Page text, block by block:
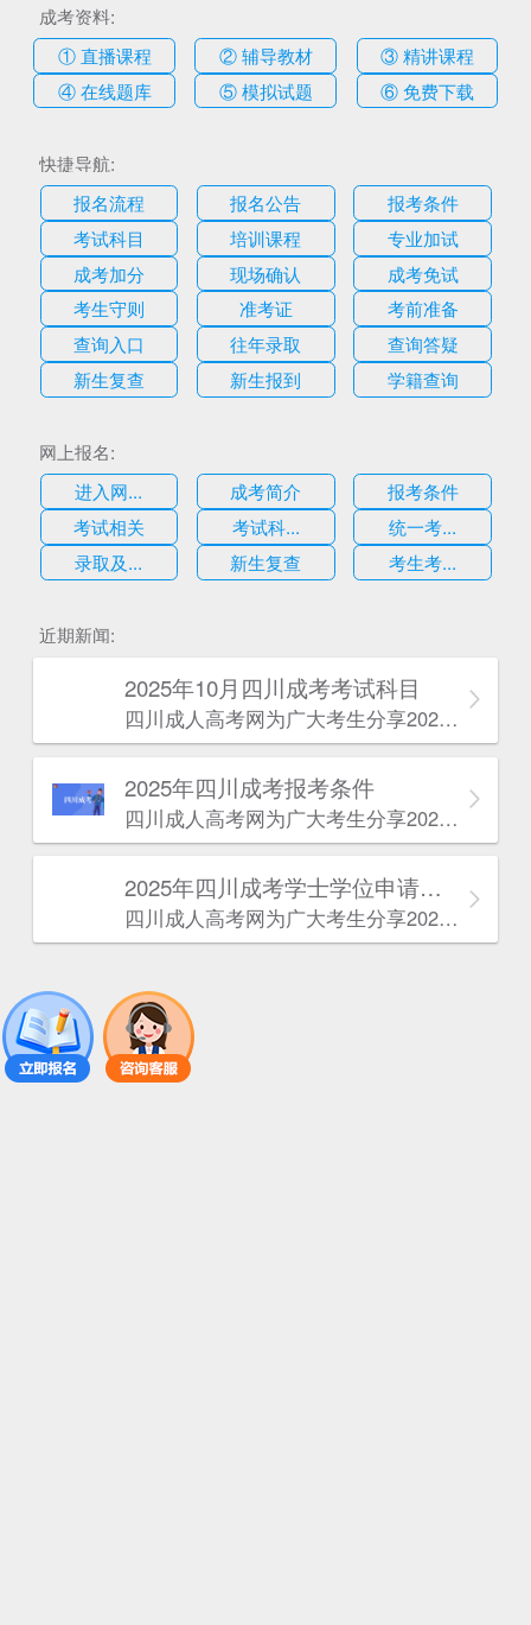
成考资料:
① 直播课程
② 辅导教材
③ 精讲课程
④ 在线题库
⑤ 模拟试题 ⑥ 免费下载
快捷导航:
报名流程
报名公告
报考条件
考试科目
培训课程
专业加试
成考加分
现场确认
成考免试
考生守则
准考证
考前准备
查询入口
往年录取
查询答疑
新生复查
新生报到 学籍查询
网上报名:
进入网...
成考简介
报考条件
考试相关
考试科...
统一考...
录取及...
新生复查 考生考...
近期新闻:
2025年10月四川成考考试科目
四川成人高考网​为广大考生分享2025年10月四川成考考试科目。为广大在职人员和社会人士提供学历提升的机会。更多四川成考考试信息，欢迎在线访问四川成人高考网。
2025年‌‌‌‌四川成考报考条件
四川成人高考网​为广大考生分享2025年‌‌‌‌四川成考报考条件。为广大在职人员和社会人士提供学历提升的机会。更多四川成考考试信息，欢迎在线访问四川成人高考网。
2025年‌‌‌‌四川成考学士学位申请条件
四川成人高考网​为广大考生分享2025年‌‌‌‌四川成考学士学位申请条件。为广大在职人员和社会人士提供学历提升的机会。更多四川成考考试信息，欢迎在线访问四川成人高考网。